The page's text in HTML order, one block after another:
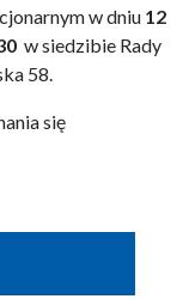
w dniu 12
w siedzibie Rady
58.
się